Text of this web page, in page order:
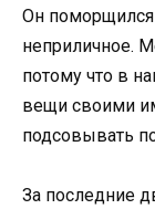
Он поморщился
неприличное.
потому что в
вещи своими
подсовывать
За последние